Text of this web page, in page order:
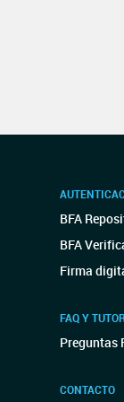
BFA
BFA
Firma
FAQ Y
Preguntas
CONTACTO